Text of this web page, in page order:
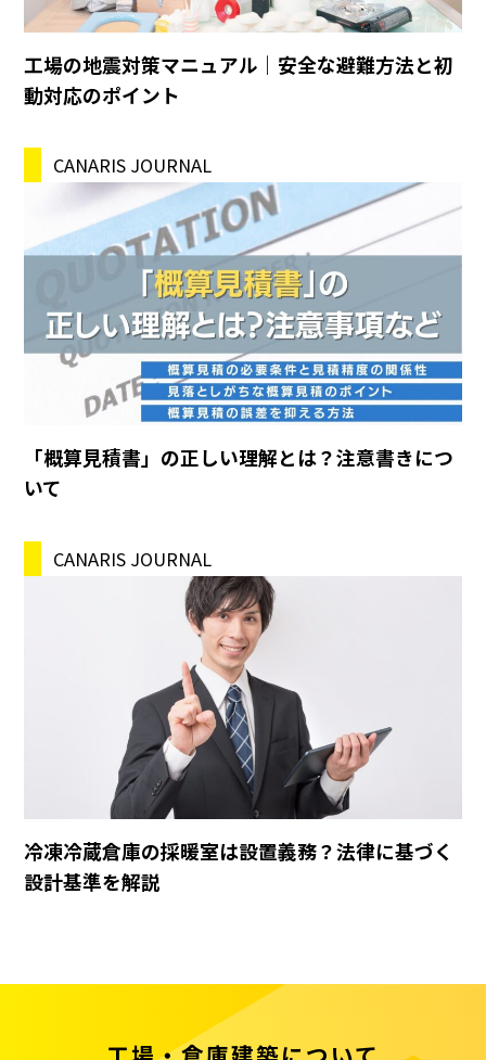
工場の地震対策マニュアル｜安全な避難方法と初
動対応のポイント
CANARIS JOURNAL
「概算見積書」の正しい理解とは？注意書きにつ
いて
CANARIS JOURNAL
冷凍冷蔵倉庫の採暖室は設置義務？法律に基づく
設計基準を解説